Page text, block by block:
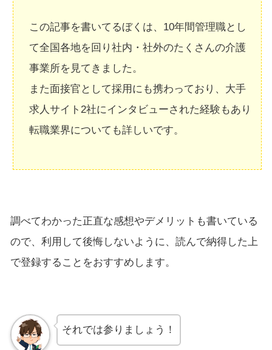
この記事を書いてるぼくは、10年間管理職とし
て全国各地を回り社内・社外のたくさんの介護
事業所を見てきました。
また面接官として採用にも携わっており、大手
求人サイト2社にインタビューされた経験もあり
転職業界についても詳しいです。
調べてわかった正直な感想やデメリットも書いている
ので、利用して後悔しないように、読んで納得した上
で登録することをおすすめします。
それでは参りましょう！